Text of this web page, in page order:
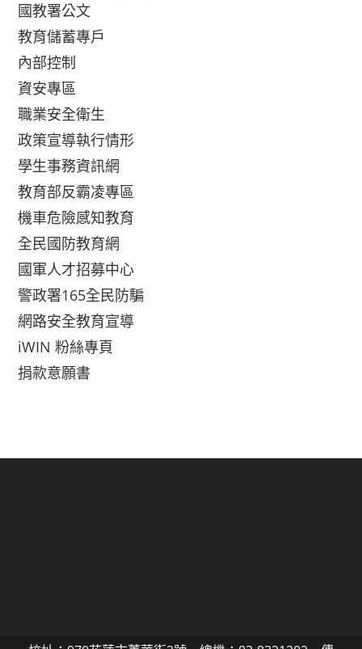
國教署公文
教育儲蓄專戶
內部控制
資安專區
職業安全衛生
政策宣導執行情形
學生事務資訊網
教育部反霸凌專區
機車危險感知教育
全民國防教育網
國軍人才招募中心
警政署165全民防騙
網路安全教育宣導
iWIN 粉絲專頁
捐款意願書